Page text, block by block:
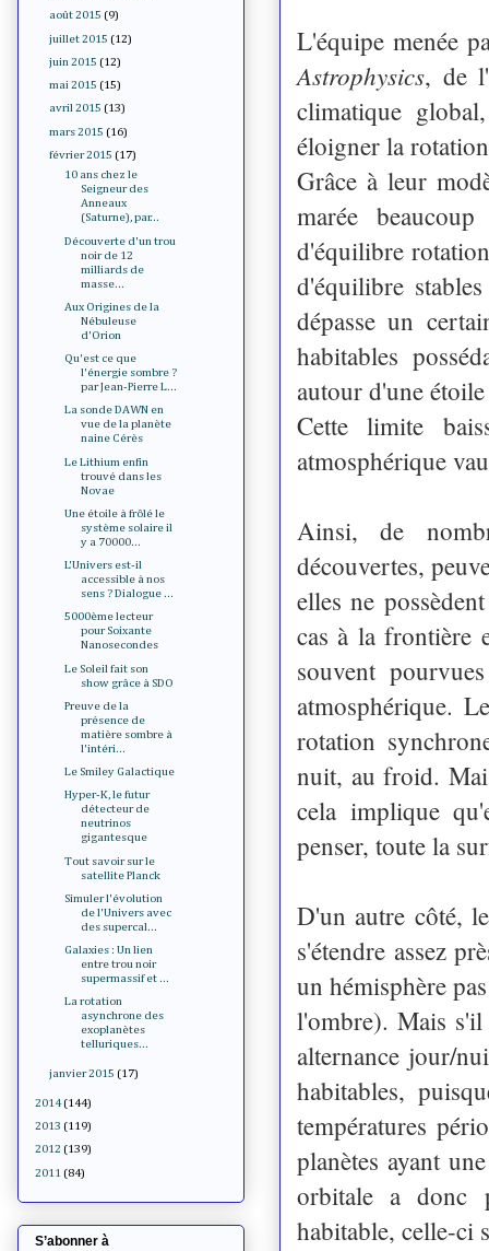
L'équipe menée
Astrophysics, de
climatique
éloigner la
Grâce à leur
marée
d'équilibre
d'équilibre
dépasse un
habitables
autour d'une
Cette limite
atmosphérique
Ainsi, de
découvertes,
elles ne
cas à la frontière
souvent
atmosphérique.
rotation
nuit, au froid.
cela implique
penser, toute la
D'un autre côté,
s'étendre assez
un hémisphère
l'ombre). Mais s'il
alternance jour/
habitables,
températures
planètes ayant
orbitale a donc
habitable, celle-ci
août 2015 (9)
juillet 2015 (12)
juin 2015 (12)
mai 2015 (15)
avril 2015 (13)
mars 2015 (16)
février 2015 (17)
10 ans chez le
Seigneur des
Anneaux
(Saturne), par...
Découverte d'un trou
noir de 12
milliards de
masse...
Aux Origines de la
Nébuleuse
d'Orion
Qu'est ce que
l'énergie sombre ?
par Jean-Pierre L...
La sonde DAWN en
vue de la planète
naine Cérès
Le Lithium enfin
trouvé dans les
Novae
Une étoile à frôlé le
système solaire il
y a 70000...
L'Univers est-il
accessible à nos
sens ? Dialogue ...
5000ème lecteur
pour Soixante
Nanosecondes
Le Soleil fait son
show grâce à SDO
Preuve de la
présence de
matière sombre à
l'intéri...
Le Smiley Galactique
Hyper-K, le futur
détecteur de
neutrinos
gigantesque
Tout savoir sur le
satellite Planck
Simuler l'évolution
de l'Univers avec
des supercal...
Galaxies : Un lien
entre trou noir
supermassif et ...
La rotation
asynchrone des
exoplanètes
telluriques...
janvier 2015 (17)
2014 (144)
2013 (119)
2012 (139)
2011 (84)
S’abonner à